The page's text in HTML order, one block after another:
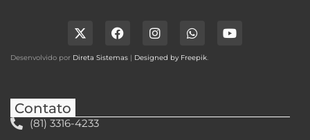
Desenvolvido por Direta Sistemas | Designed by Freepik.
Contato
(81) 3316-4233